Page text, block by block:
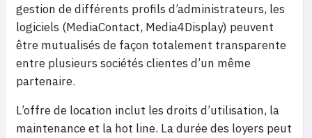
gestion de différents profils d’administrateurs, les
logiciels (MediaContact, Media4Display) peuvent
être mutualisés de façon totalement transparente
entre plusieurs sociétés clientes d’un même
partenaire.
L’offre de location inclut les droits d’utilisation, la
maintenance et la hot line. La durée des loyers peut